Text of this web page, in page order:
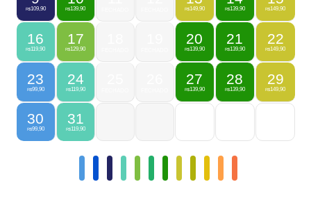
R$109,90 R$139,90 R$149,90 R$139,90 R$149,90
16
R$119,90
17
R$129,90
20
R$139,90
21
R$139,90
22
R$149,90
23
R$99,90
24
R$119,90
27
R$139,90
28
R$139,90
29
R$149,90
30
R$99,90
31
R$119,90